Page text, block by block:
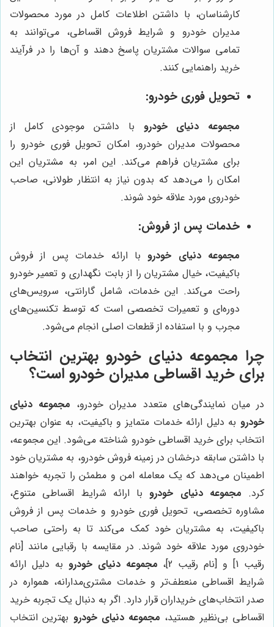
کارشناسان، با داشتن اطلاعات کامل در مورد محصولات
مدیران خودرو و شرایط فروش اقساطی، می‌توانند به
تمامی سوالات مشتریان پاسخ دهند و آن‌ها را در فرآیند
خرید راهنمایی کنند.
تحویل فوری خودرو:
مجموعه دنیای خودرو با داشتن موجودی کامل از
محصولات مدیران خودرو، امکان تحویل فوری خودرو را
برای مشتریان فراهم می‌کند. این امر، به مشتریان این
امکان را می‌دهد که بدون نیاز به انتظار طولانی، صاحب
خودروی مورد علاقه خود شوند.
خدمات پس از فروش:
مجموعه دنیای خودروبا ارائه خدمات پس از فروش
باکیفیت، خیال مشتریان را از بابت نگهداری و تعمیر خودرو
راحت می‌کند. این خدمات، شامل گارانتی، سرویس‌های
دوره‌ای و تعمیرات تخصصی است که توسط تکنسین‌های
مجرب و با استفاده از قطعات اصلی انجام می‌شود.
چرا مجموعه دنیای خودرو بهترین انتخاب
برای خرید اقساطی مدیران خودرو است؟
در میان نمایندگی‌های متعدد مدیران خودرو، مجموعه دنیای
خودرو به دلیل ارائه خدمات متمایز و باکیفیت، به عنوان بهترین
انتخاب برای خرید اقساطی خودرو شناخته می‌شود. این مجموعه،
با داشتن سابقه درخشان در زمینه فروش خودرو، به مشتریان خود
اطمینان می‌دهد که یک معامله امن و مطمئن را تجربه خواهند
کرد. مجموعه دنیای خودروبا ارائه شرایط اقساطی متنوع،
مشاوره تخصصی، تحویل فوری خودرو و خدمات پس از فروش
باکیفیت، به مشتریان خود کمک می‌کند تا به راحتی صاحب
خودروی مورد علاقه خود شوند. در مقایسه با رقبایی مانند [نام
رقیب 1] و [نام رقیب 2]،
مجموعه دنیای خودرو به دلیل ارائه
شرایط اقساطی منعطف‌تر و خدمات مشتری‌مدارانه، همواره در
صدر انتخاب‌های خریداران قرار دارد. اگر به دنبال یک تجربه خرید
اقساطی بی‌نظیر هستید، مجموعه دنیای خودرو بهترین انتخاب